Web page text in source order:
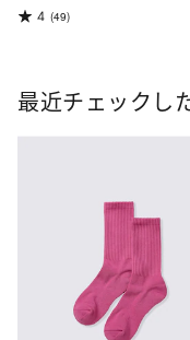
4 (49)
最近チェックし